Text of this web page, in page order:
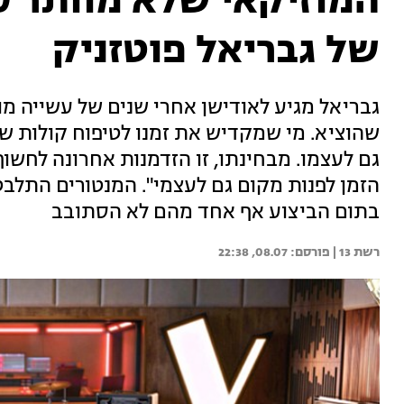
של גבריאל פוטזניק
גבריאל מגיע לאודישן אחרי שנים של עשייה
שהוציא. מי שמקדיש את זמנו לטיפוח
גם לעצמו. מבחינתו, זו הזדמנות אחרונה
הזמן לפנות מקום גם לעצמי". המנטורים
בתום הביצוע אף אחד מהם לא הסתובב
רשת 13 | 08.07, 22:38